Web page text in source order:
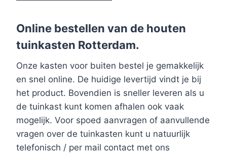
Online bestellen van de houten
tuinkasten Rotterdam.
Onze kasten voor buiten bestel je gemakkelijk
en snel online. De huidige levertijd vindt je bij
het product. Bovendien is sneller leveren als u
de tuinkast kunt komen afhalen ook vaak
mogelijk. Voor spoed aanvragen of aanvullende
vragen over de tuinkasten kunt u natuurlijk
telefonisch / per mail contact met ons